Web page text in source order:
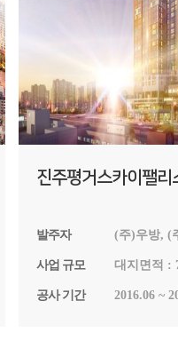
진주평거스카이팰리
발주자 (주)우방, (
사업 규모
대지면적 :
용적률 :
공사 기간 2016.06 ~